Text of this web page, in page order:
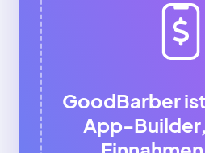
GoodBarber
App-